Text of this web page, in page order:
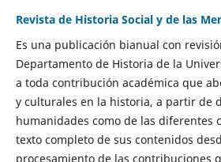
Revista de Historia Social y de las
Es una publicación bianual con
Departamento de Historia de la
a toda contribución académica que
y culturales en la historia, a partir de
humanidades como de las diferentes
texto completo de sus contenidos
procesamiento de las contribuciones